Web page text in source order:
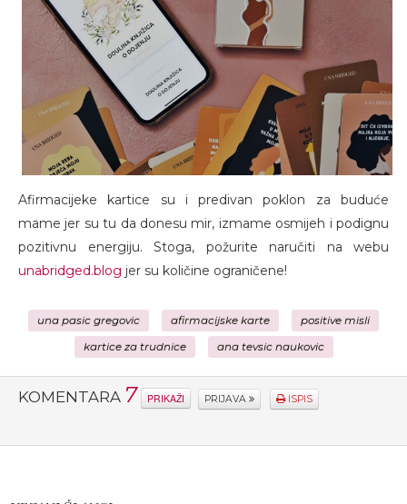
Afirmacijeke kartice su i predivan poklon za buduće
mame jer su tu da donesu mir, izmame osmijeh i podignu
pozitivnu energiju. Stoga, požurite naručiti na webu
unabridged.blog jer su količine ograničene!
una pasic gregovic afirmacijske karte positive misli
kartice za trudnice ana tevsic naukovic
KOMENTARA 7 PRIKAŽI PRIJAVA ISPIS